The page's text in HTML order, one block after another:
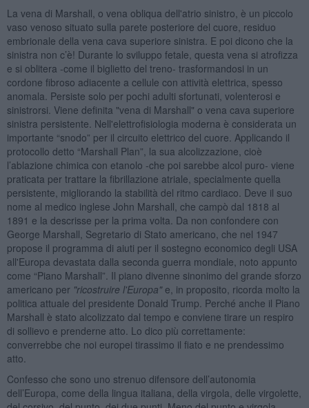
La vena di Marshall, o vena obliqua dell'atrio sinistro, è un piccolo
vaso venoso situato sulla parete posteriore del cuore, residuo
embrionale della vena cava superiore sinistra. E poi dicono che la
sinistra non c’è! Durante lo sviluppo fetale, questa vena si atrofizza
e si oblitera -come il biglietto del treno- trasformandosi in un
cordone fibroso adiacente a cellule con attività elettrica, spesso
anomala. Persiste solo per pochi adulti sfortunati, volenterosi e
sinistrorsi. Viene definita "vena di Marshall" o vena cava superiore
sinistra persistente. Nell'elettrofisiologia moderna è considerata un
importante “snodo” per il circuito elettrico del cuore. Applicando il
protocollo detto “Marshall Plan”, la sua alcolizzazione, cioè
l’ablazione chimica con etanolo -che poi sarebbe alcol puro- viene
praticata per trattare la fibrillazione atriale, specialmente quella
persistente, migliorando la stabilità del ritmo cardiaco. Deve il suo
nome al medico inglese John Marshall, che campò dal 1818 al
1891 e la descrisse per la prima volta. Da non confondere con
George Marshall, Segretario di Stato americano, che nel 1947
propose il programma di aiuti per il sostegno economico degli USA
all'Europa devastata dalla seconda guerra mondiale, noto appunto
come “Piano Marshall”. Il piano divenne sinonimo del grande sforzo
americano per "ricostruire l'Europa"e, in proposito, ricorda molto la
politica attuale del presidente Donald Trump. Perché anche il Piano
Marshall è stato alcolizzato dal tempo e conviene tirare un respiro
di sollievo e prenderne atto. Lo dico più correttamente:
converrebbe che noi europei tirassimo il fiato e ne prendessimo
atto.
Confesso che sono uno strenuo difensore dell’autonomia
dell’Europa, come della lingua italiana, della virgola, delle virgolette,